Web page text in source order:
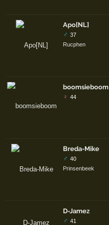
Apo[NL]
♂ 37
Rucphen
boomsieboom
♀ 44
Breda-Mike
♂ 40
Prinsenbeek
D-Jamez
♂ 41